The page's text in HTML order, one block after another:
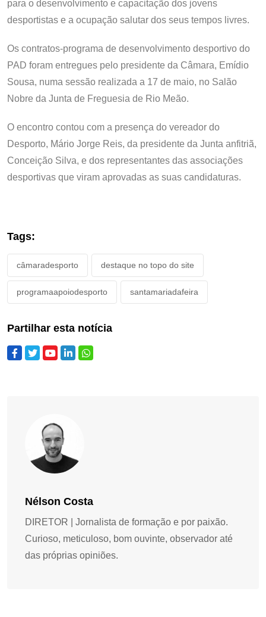
para o desenvolvimento e capacitação dos jovens
desportistas e a ocupação salutar dos seus tempos livres.
Os contratos-programa de desenvolvimento desportivo do
PAD foram entregues pelo presidente da Câmara, Emídio
Sousa, numa sessão realizada a 17 de maio, no Salão
Nobre da Junta de Freguesia de Rio Meão.
O encontro contou com a presença do vereador do
Desporto, Mário Jorge Reis, da presidente da Junta anfitriã,
Conceição Silva, e dos representantes das associações
desportivas que viram aprovadas as suas candidaturas.
Tags:
câmaradesporto destaque no topo do site
programaapoiodesporto santamariadafeira
Partilhar esta notícia
Nélson Costa
DIRETOR | Jornalista de formação e por paixão.
Curioso, meticuloso, bom ouvinte, observador até
das próprias opiniões.